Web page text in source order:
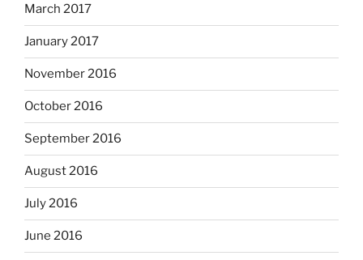
March 2017
January 2017
November 2016
October 2016
September 2016
August 2016
July 2016
June 2016